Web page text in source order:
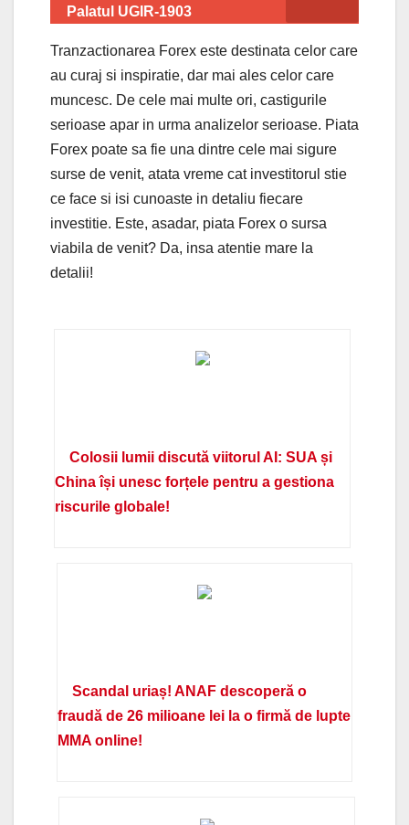
Palatul UGIR-1903
Tranzactionarea Forex este destinata celor care
au curaj si inspiratie, dar mai ales celor care
muncesc. De cele mai multe ori, castigurile
serioase apar in urma analizelor serioase. Piata
Forex poate sa fie una dintre cele mai sigure
surse de venit, atata vreme cat investitorul stie
ce face si isi cunoaste in detaliu fiecare
investitie. Este, asadar, piata Forex o sursa
viabila de venit? Da, insa atentie mare la
detalii!
Colosii lumii discută viitorul AI: SUA și
China își unesc forțele pentru a gestiona
riscurile globale!
Scandal uriaș! ANAF descoperă o
fraudă de 26 milioane lei la o firmă de lupte
MMA online!